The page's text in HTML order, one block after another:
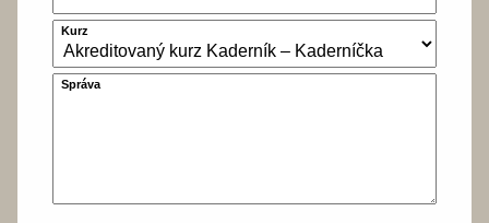
Kurz
Správa